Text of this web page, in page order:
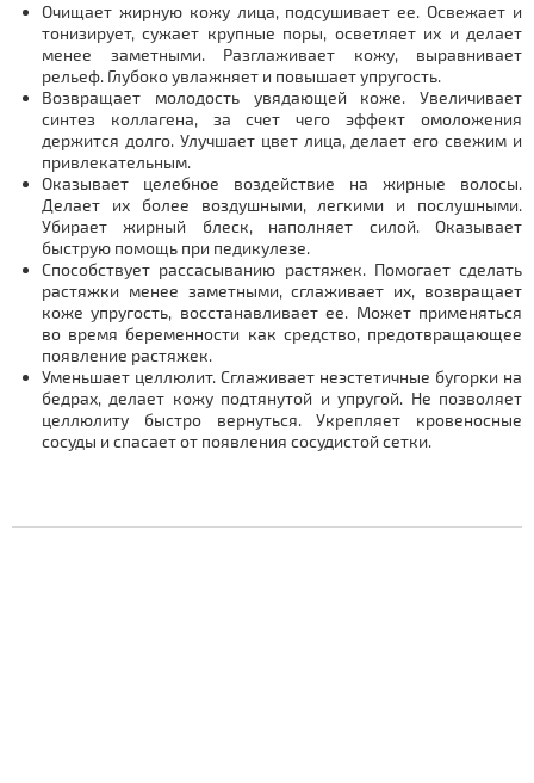
Очищает жирную кожу лица, подсушивает ее. Освежает и
тонизирует, сужает крупные поры, осветляет их и делает
менее заметными. Разглаживает кожу, выравнивает
рельеф. Глубоко увлажняет и повышает упругость.
Возвращает молодость увядающей коже. Увеличивает
синтез коллагена, за счет чего эффект омоложения
держится долго. Улучшает цвет лица, делает его свежим и
привлекательным.
Оказывает целебное воздействие на жирные волосы.
Делает их более воздушными, легкими и послушными.
Убирает жирный блеск, наполняет силой. Оказывает
быструю помощь при педикулезе.
Способствует рассасыванию растяжек. Помогает сделать
растяжки менее заметными, сглаживает их, возвращает
коже упругость, восстанавливает ее. Может применяться
во время беременности как средство, предотвращающее
появление растяжек.
Уменьшает целлюлит. Сглаживает неэстетичные бугорки на
бедрах, делает кожу подтянутой и упругой. Не позволяет
целлюлиту быстро вернуться. Укрепляет кровеносные
сосуды и спасает от появления сосудистой сетки.